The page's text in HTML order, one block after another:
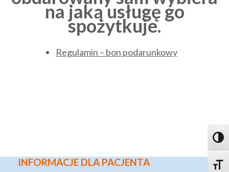
na jaką usługę go
spożytkuje.
Regulamin – bon podarunkowy
INFORMACJE DLA PACJENTA